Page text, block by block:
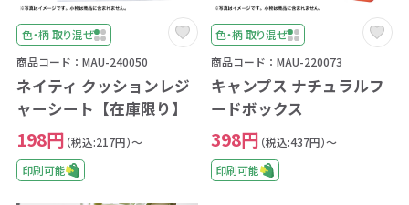
色・柄 取り混ぜ
商品コード：MAU-240050
ネイティ クッションレジ
ャーシート【在庫限り】
198円 （税込:217円）～
印刷可能
色・柄 取り混ぜ
商品コード：MAU-220073
キャンプス ナチュラルフ
ードボックス
398円 （税込:437円）～
印刷可能